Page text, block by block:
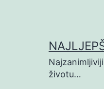
životu…